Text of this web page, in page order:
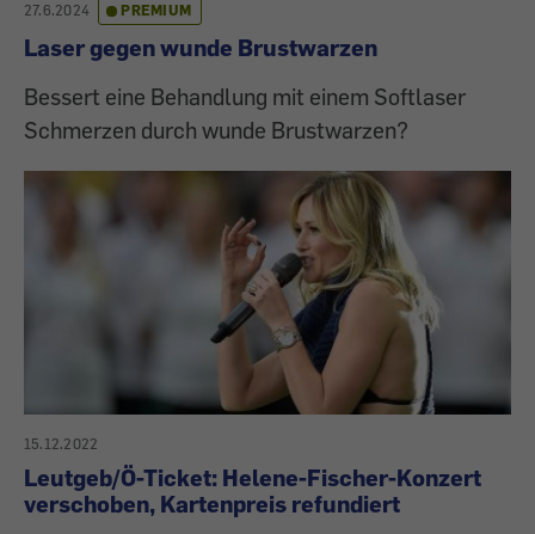
27.6.2024 PREMIUM
Laser gegen wunde Brustwarzen
Bessert eine Behandlung mit einem Softlaser
Schmerzen durch wunde Brustwarzen?
15.12.2022
Leutgeb/Ö-Ticket: Helene-Fischer-Konzert
verschoben, Kartenpreis refundiert